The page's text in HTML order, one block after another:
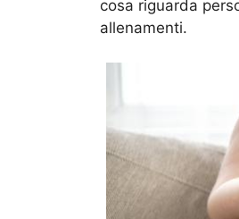
cosa riguarda
allenamenti.